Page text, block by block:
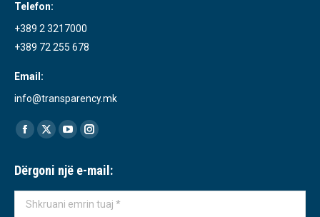
Telefon:
+389 2 3217000
+389 72 255 678
Email:
info@transparency.mk
Find us on:
Facebook
opens
in
X
opens
in
YouTube
opens
in
Instagram
opens
in
Dërgoni një e-mail:
Shkruani emrin tuaj *